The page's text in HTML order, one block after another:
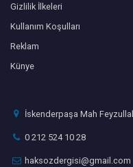
Gizlilik İlkeleri
Kullanım Koşulları
Reklam
Künye
İskenderpaşa Mah
0 212 524 10 28
haksozdergisi@gmail.com